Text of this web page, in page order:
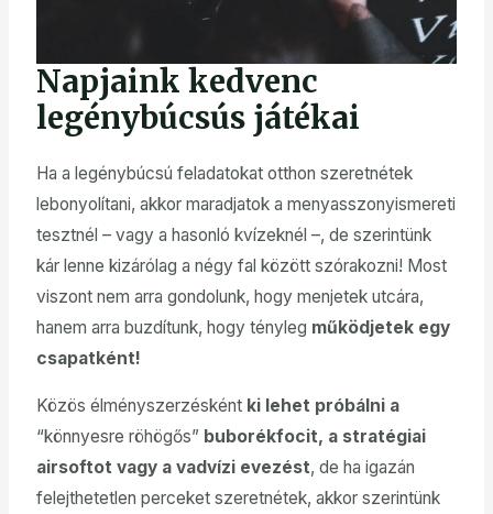
Napjaink kedvenc
legénybúcsús játékai
Ha a legénybúcsú feladatokat otthon szeretnétek
lebonyolítani, akkor maradjatok a menyasszonyismereti
tesztnél – vagy a hasonló kvízeknél –, de szerintünk
kár lenne kizárólag a négy fal között szórakozni! Most
viszont nem arra gondolunk, hogy menjetek utcára,
hanem arra buzdítunk, hogy tényleg működjetek egy
csapatként!
Közös élményszerzésként ki lehet próbálni a
“könnyesre röhögős” buborékfocit, a stratégiai
airsoftot vagy a vadvízi evezést, de ha igazán
felejthetetlen perceket szeretnétek, akkor szerintünk